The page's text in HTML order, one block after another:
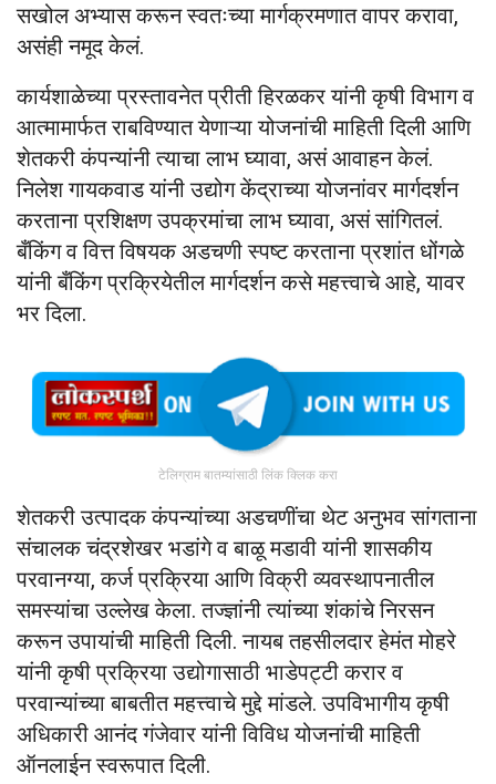
सखोल अभ्यास करून स्वतःच्या मार्गक्रमणात वापर करावा,
असंही नमूद केलं.
कार्यशाळेच्या प्रस्तावनेत प्रीती हिरळकर यांनी कृषी विभाग व
आत्मामार्फत राबविण्यात येणाऱ्या योजनांची माहिती दिली आणि
शेतकरी कंपन्यांनी त्याचा लाभ घ्यावा, असं आवाहन केलं.
निलेश गायकवाड यांनी उद्योग केंद्राच्या योजनांवर मार्गदर्शन
करताना प्रशिक्षण उपक्रमांचा लाभ घ्यावा, असं सांगितलं.
बँकिंग व वित्त विषयक अडचणी स्पष्ट करताना प्रशांत धोंगळे
यांनी बँकिंग प्रक्रियेतील मार्गदर्शन कसे महत्त्वाचे आहे, यावर
भर दिला.
टेलिग्राम बातम्यांसाठी लिंक क्लिक करा
शेतकरी उत्पादक कंपन्यांच्या अडचणींचा थेट अनुभव सांगताना
संचालक चंद्रशेखर भडांगे व बाळू मडावी यांनी शासकीय
परवानग्या, कर्ज प्रक्रिया आणि विक्री व्यवस्थापनातील
समस्यांचा उल्लेख केला. तज्ज्ञांनी त्यांच्या शंकांचे निरसन
करून उपायांची माहिती दिली. नायब तहसीलदार हेमंत मोहरे
यांनी कृषी प्रक्रिया उद्योगासाठी भाडेपट्टी करार व
परवान्यांच्या बाबतीत महत्त्वाचे मुद्दे मांडले. उपविभागीय कृषी
अधिकारी आनंद गंजेवार यांनी विविध योजनांची माहिती
ऑनलाईन स्वरूपात दिली.